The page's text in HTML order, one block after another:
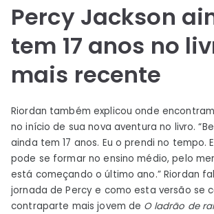
Percy Jackson
tem 17 anos no
mais recente
Riordan também explicou onde
no início de sua nova aventura no livro.
ainda tem 17 anos. Eu o prendi no tempo.
pode se formar no ensino médio, pelo
está começando o último ano.” Riordan
jornada de Percy e como esta versão se
contraparte mais jovem de O ladrão de